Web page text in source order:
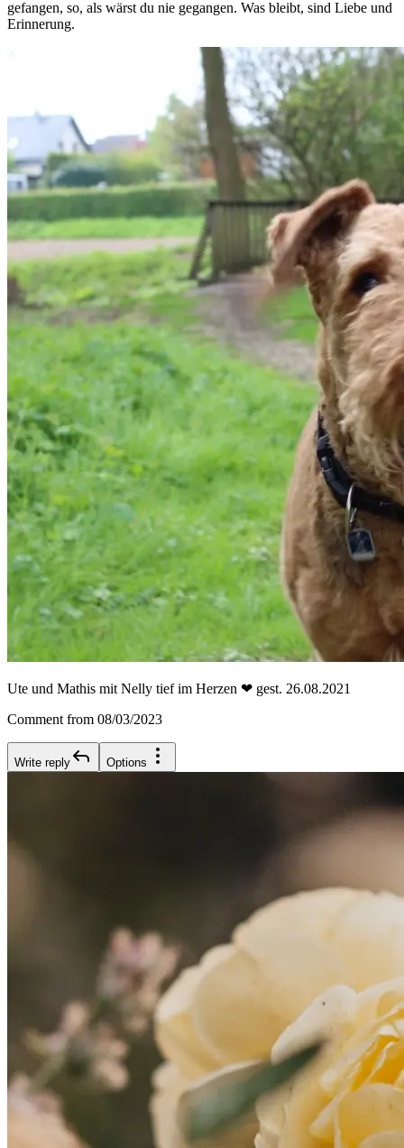
gefangen, so, als wärst du nie gegangen. Was bleibt, sind Liebe und
Erinnerung.
Ute und Mathis mit Nelly tief im Herzen ❤ gest. 26.08.2021
Comment from 08/03/2023
Write reply Options